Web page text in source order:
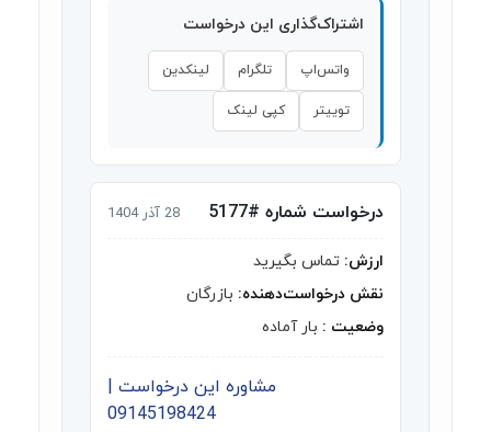
اشتراک‌گذاری این درخواست
واتس‌اپ تلگرام لینکدین
توییتر کپی لینک
درخواست شماره #5177 28 آذر 1404
ارزش: تماس بگیرید
نقش درخواست‌دهنده: بازرگان
وضعیت : بار آماده
مشاوره این درخواست |
09145198424